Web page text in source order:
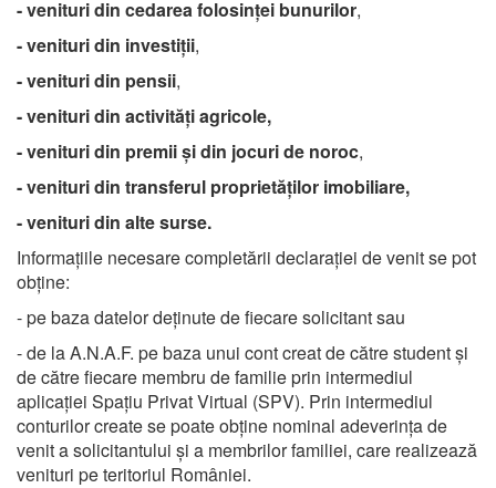
- venituri din cedarea folosinţei bunurilor,
- venituri din investiţii,
- venituri din pensii,
- venituri din activităţi agricole,
-venituri din premii şi din jocuri de noroc,
- venituri din transferul proprietăţilor imobiliare,
- venituri din alte surse.
Informațiile necesare completării declarației de venit se pot
obține:
- pe baza datelor deținute de fiecare solicitant sau
- de la A.N.A.F. pe baza unui cont creat de către student și
de către fiecare membru de familie prin intermediul
aplicației Spațiu Privat Virtual (SPV). Prin intermediul
conturilor create se poate obține nominal adeverința de
venit a solicitantului și a membrilor familiei, care realizează
venituri pe teritoriul României.